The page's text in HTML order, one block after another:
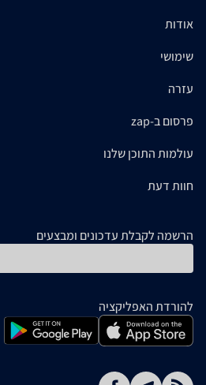
אודות
שימושי
עזרה
פרסום ב-zap
עולמות התוכן שלנו
חוות דעת
הרשמה לקבלת עדכונים ומבצעים
להורדת האפליקציה